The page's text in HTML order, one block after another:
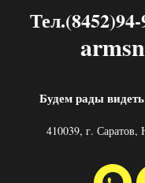
Будем рады
410039, г. Саратов,